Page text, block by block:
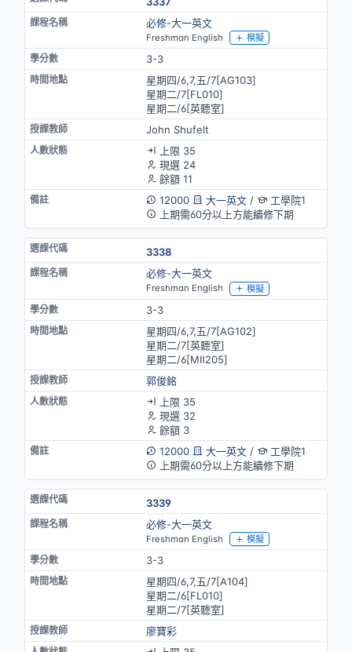
必修-大一英文
Freshman English 模擬
3-3
星期四/6,7,五/7[AG103]
星期二/7[FL010]
星期二/6[英聽室]
John Shufelt
上限 35
現選 24
餘額 11
12000
大一英文/
工學院1
上期需60分以上方能續修下期
3338
必修-大一英文
Freshman English 模擬
3-3
星期四/6,7,五/7[AG102]
星期二/7[英聽室]
星期二/6[MⅡ205]
郭俊銘
上限 35
現選 32
餘額 3
12000
大一英文/
工學院1
上期需60分以上方能續修下期
3339
必修-大一英文
Freshman English 模擬
3-3
星期四/6,7,五/7[A104]
星期二/6[FL010]
星期二/7[英聽室]
廖寶彩